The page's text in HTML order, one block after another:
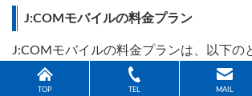
J:COMモバイルの料金プラン
J:COMモバイルの料金プランは、以下の
増量後のデータ容量
TOP TEL MAIL